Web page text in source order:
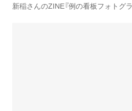
新稲さんのZINE『例の看板フォトグラ